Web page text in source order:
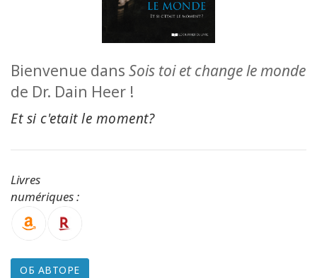
авторов
WISHLIST
Bienvenue dans Sois toi et change le monde
de Dr. Dain Heer !
Et si c'etait le moment?
Livres
numériques :
ОБ АВТОРЕ